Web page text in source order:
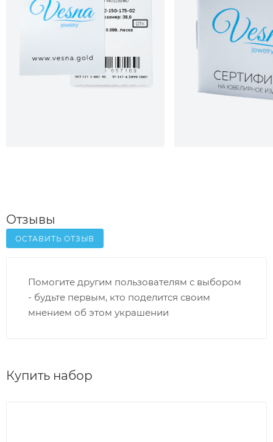
Отзывы
ОСТАВИТЬ ОТЗЫВ
Помогите другим пользователям с выбором
- будьте первым, кто поделится своим
мнением об этом украшении
Купить набор